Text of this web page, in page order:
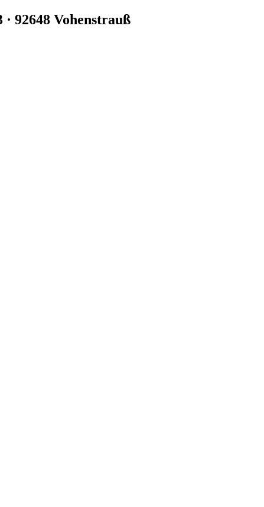
92648 Vohenstrauß